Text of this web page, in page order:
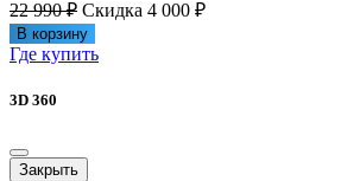
22 990 ₽ Скидка 4 000 ₽
В корзину
Где купить
3D 360
Закрыть